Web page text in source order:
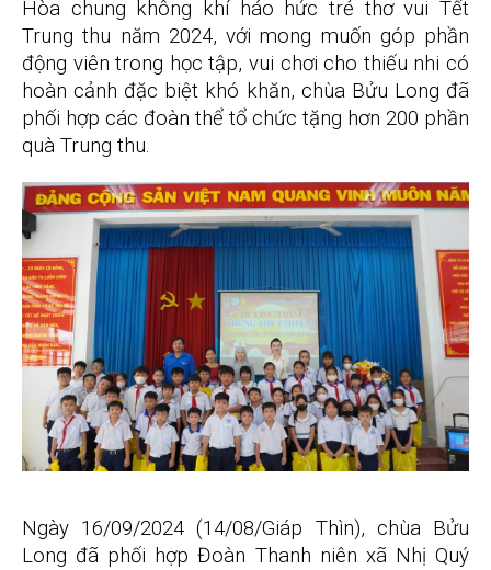
Hòa chung không khí háo hức trẻ thơ vui Tết
Trung thu năm 2024, với mong muốn góp phần
động viên trong học tập, vui chơi cho thiếu nhi có
hoàn cảnh đặc biệt khó khăn, chùa Bửu Long đã
phối hợp các đoàn thể tổ chức tặng hơn 200 phần
quà Trung thu.
Ngày 16/09/2024 (14/08/Giáp Thìn), chùa Bửu
Long đã phối hợp Đoàn Thanh niên xã Nhị Quý